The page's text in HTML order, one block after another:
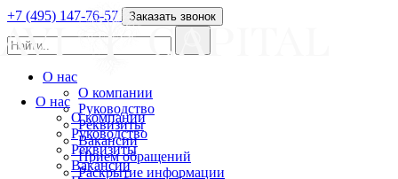
О нас
О компании
Руководство
Реквизиты
Вакансии
+7 (495) 147-76-57 Заказать звонок
О нас
О компании
Руководство
Реквизиты
Вакансии
Прием обращений
Раскрытие информации